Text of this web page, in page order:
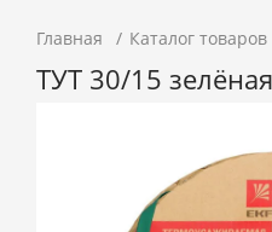
Главная Каталог товаров
ТУТ 30/15